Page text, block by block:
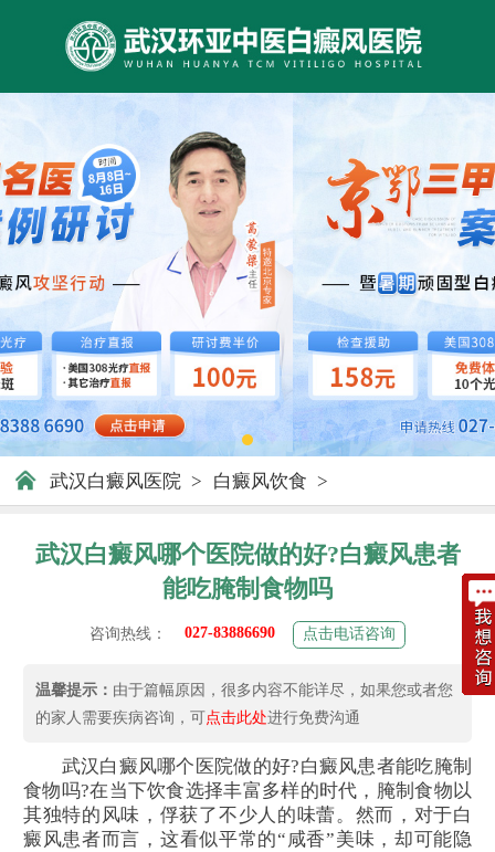
武汉白癜风医院 > 白癜风饮食 >
武汉白癜风哪个医院做的好?白癜风患者
能吃腌制食物吗
咨询热线： 027-83886690 点击电话咨询
温馨提示： 由于篇幅原因，很多内容不能详尽，如果您或者您
的家人需要疾病咨询，可点击此处进行免费沟通
武汉白癜风哪个医院做的好?白癜风患者能吃腌制
食物吗?在当下饮食选择丰富多样的时代，腌制食物以
其独特的风味，俘获了不少人的味蕾。然而，对于白
癜风患者而言，这看似平常的“咸香”美味，却可能隐